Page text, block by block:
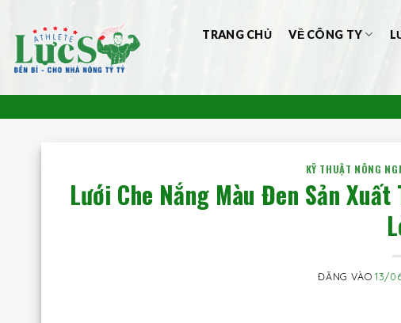
qua
dung
TRANG CHỦ VỀ CÔNG TY
KỸ THUẬT NÔNG
Lưới Che Nắng Màu Đen Sản
ĐĂNG VÀO13/